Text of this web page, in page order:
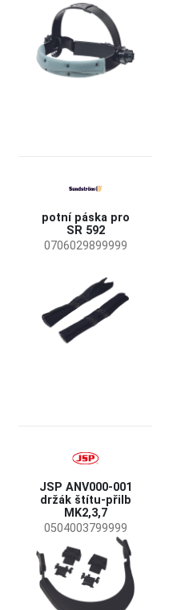
potní páska pro
SR 592
0706029899999
JSP ANV000-001
držák štítu-přilb
MK2,3,7
0504003799999